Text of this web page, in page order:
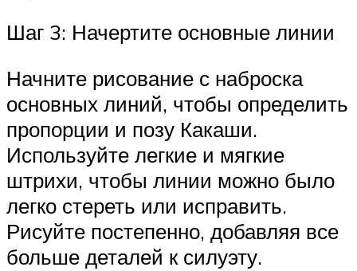
Шаг 3: Начертите основные линии
Начните рисование с наброска
основных линий, чтобы определить
пропорции и позу Какаши.
Используйте легкие и мягкие
штрихи, чтобы линии можно было
легко стереть или исправить.
Рисуйте постепенно, добавляя все
больше деталей к силуэту.